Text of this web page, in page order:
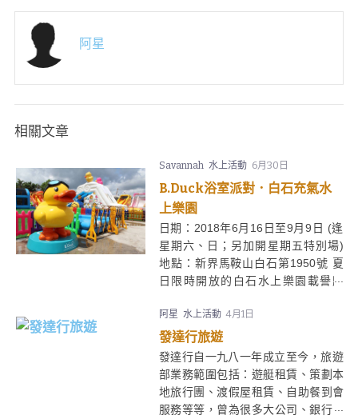
阿星
相關文章
Savannah 水上活動 6月30日
B.Duck浴室派對．白石充氣水
上樂園
日期：2018年6月16日至9月9日 (逢
星期六、日；另加開星期五特別場)
地點：新界馬鞍山白石第1950號 夏
日限時開放的白石水上樂園載譽歸
佢！位於馬鞍山的白石燒烤水上樂
園，設有多款B.Duck造型的巨型充氣
玩意，滑水梯、船池、波波大水池等
等，得意又好玩。玩著玩著，隨時喚
醒你對童年時那隻陪你一起洗白白鴨
仔的回憶!盡興過後還可以即席可在白
阿星 水上活動 4月1日
發達行旅遊
發達行自一九八一年成立至今，旅遊
部業務範圍包括：遊艇租賃、策劃本
地旅行團、渡假屋租賃、自助餐到會
服務等等，曾為很多大公司、銀行、